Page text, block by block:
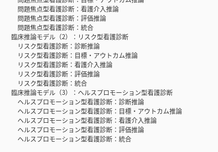
問題焦点型看護診断：看護介入推論
問題焦点型看護診断：評価推論
問題焦点型看護診断：統合
臨床推論モデル（2）：リスク型看護診断
リスク型看護診断：診断推論
リスク型看護診断：目標・アウトカム推論
リスク型看護診断：看護介入推論
リスク型看護診断：評価推論
リスク型看護診断：統合
臨床推論モデル（3）：ヘルスプロモーション型看護診断
ヘルスプロモーション型看護診断：診断推論
ヘルスプロモーション型看護診断：目標・アウトカム推論
ヘルスプロモーション型看護診断：看護介入推論
ヘルスプロモーション型看護診断：評価推論
ヘルスプロモーション型看護診断：統合